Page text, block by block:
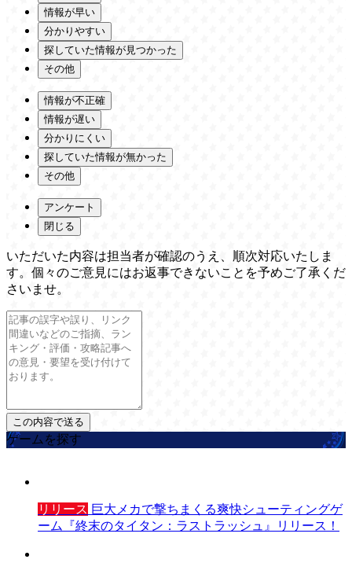
情報が早い
分かりやすい
探していた情報が見つかった
その他
情報が不正確
情報が遅い
分かりにくい
探していた情報が無かった
その他
アンケート
閉じる
いただいた内容は担当者が確認のうえ、順次対応いたしま
す。個々のご意見にはお返事できないことを予めご了承くだ
さいませ。
ゲームを探す
リリース 巨大メカで撃ちまくる爽快シューティングゲ
ーム『終末のタイタン：ラストラッシュ』リリース！